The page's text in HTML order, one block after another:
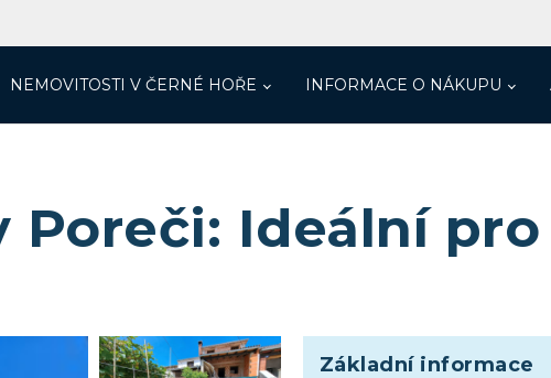
NEMOVITOSTI V ČERNÉ HOŘE INFORMACE O NÁKUPU
Poreči: Ideální pro
Základní informace